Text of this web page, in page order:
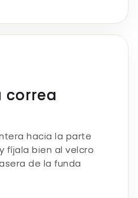
correa
hacia la parte
fíjala bien al velcro
de la funda